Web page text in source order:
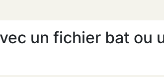
un fichier bat ou